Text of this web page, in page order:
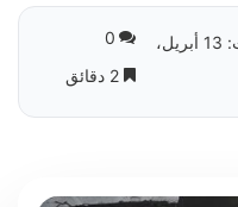
آخر تحديث: 13 أبريل،
0
2 دقائق